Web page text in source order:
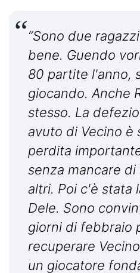
“Sono due
bene. Guendo
80 partite l'anno,
giocando. Anche
stesso. La
avuto di Vecino è
perdita
senza mancare
altri. Poi c'è stata
Dele. Sono
giorni di febbraio
recuperare
un giocatore